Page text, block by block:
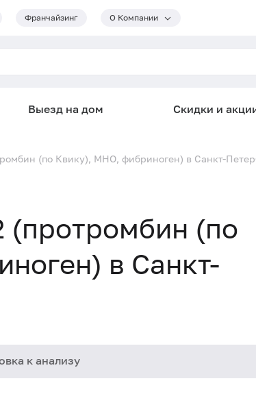
Франчайзинг О Компании
Выезд на дом Скидки и
(по Квику), МНО, фибриноген) в Санкт-
(по
в Санкт-
к анализу